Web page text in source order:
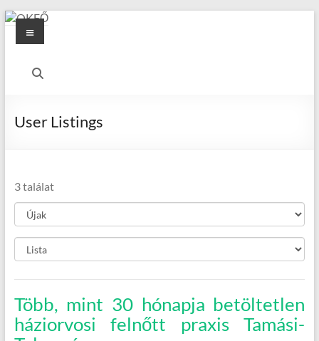
Skip
content
OKFŐ
Menu
User Listings
3 találat
Több, mint 30 hónapja betöltetlen
háziorvosi felnőtt praxis Tamási-